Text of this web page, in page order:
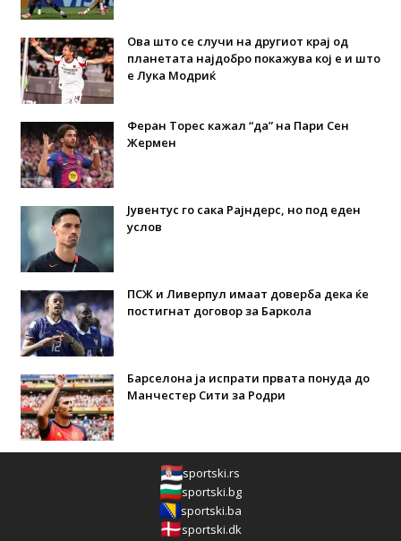
Ова што се случи на другиот крај од
планетата најдобро покажува кој е и што
е Лука Модриќ
Феран Торес кажал “да” на Пари Сен
Жермен
Јувентус го сака Рајндерс, но под еден
услов
ПСЖ и Ливерпул имаат доверба дека ќе
постигнат договор за Баркола
Барселона ја испрати првата понуда до
Манчестер Сити за Родри
sportski.rs
sportski.bg
sportski.ba
sportski.dk